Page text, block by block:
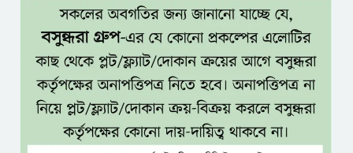
চেক বিতরণ
ধলেশ্বরী থেকে অবৈধ বালু উত্তোলন,
হুমকিতে শামসুল হক সেতু
বঙ্গভবনের নতুন বাসিন্দা কি মির্জা
ফখরুল? বিএনপিতে জোর